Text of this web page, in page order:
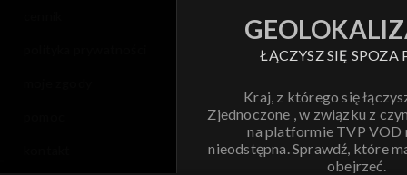
ŁĄCZYSZ SIĘ SPOZA
Kraj, z którego się
Zjednoczone , w związku z
na platformie TVP VOD
nieodstępna. Sprawdź, które
obejrzeć.